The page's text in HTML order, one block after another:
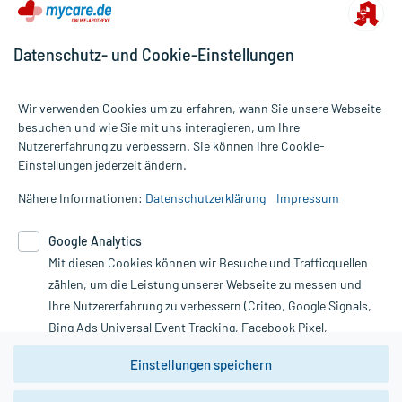
Alle Preise gelten inkl. MwSt., ggf. zzgl. Versandkosten
Informationen auf dieser Website werden ausschließlich für
die Untersuchung und Behandlung durch einen Arzt. Bitte
Therapien eingeleitet werden können. | Diese Webseite benutzt
Google Analytics. Lesen Sie bitte dazu die wichtigen Hinweise in
unserer Datenschutzerklärung. Für den Widerruf einer Bestellung
nutzen Sie das Formular:
Vertrag widerrufen
Datenschutz- und Cookie-Einstellungen
Wir verwenden Cookies um zu erfahren, wann Sie unsere Webseite
besuchen und wie Sie mit uns interagieren, um Ihre
Nutzererfahrung zu verbessern. Sie können Ihre Cookie-
Einstellungen jederzeit ändern.
Nähere Informationen: Datenschutzerklärung Impressum
Google Analytics
Mit diesen Cookies können wir Besuche und Trafficquellen
zählen, um die Leistung unserer Webseite zu messen und
Ihre Nutzererfahrung zu verbessern (Criteo, Google Signals,
Bing Ads Universal Event Tracking, Facebook Pixel,
Youtube-Social Plugin).
Wir weisen darauf hin, dass die
Einstellungen speichern